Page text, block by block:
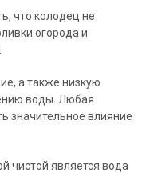
что колодец не
огорода и
а также низкую
воды. Любая
значительное влияние
чистой является вода